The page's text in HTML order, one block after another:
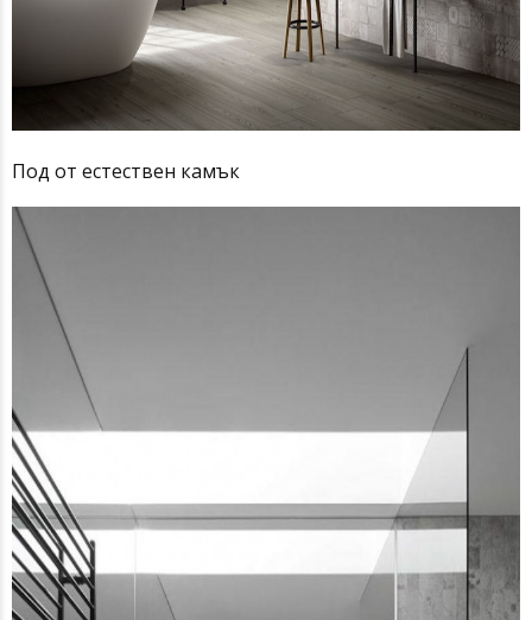
Под от естествен камък